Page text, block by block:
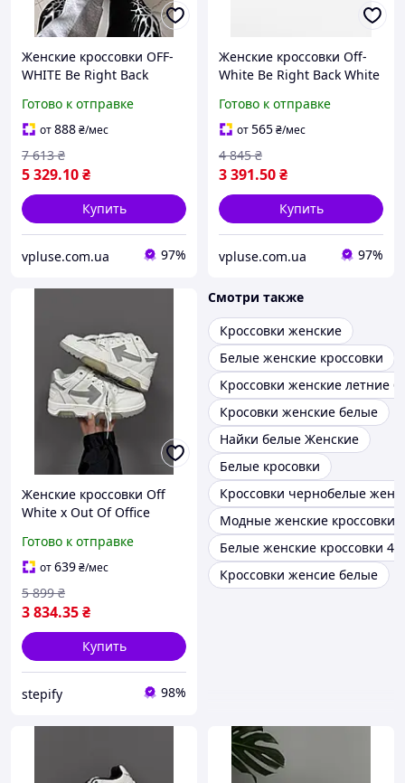
Женские кроссовки OFF-
WHITE Be Right Back
футуристичные
комбинированные кожа
текстиль Cod: OF006
Готово к отправке
от888₴/мес
5 329.10₴
7 613 ₴
Купить
vpluse.com.ua 97%
Женские кроссовки Off-
White Be Right Back White
контрастные кроссовки в
авангардном городском
стиле Cod: OF
Готово к отправке
от565₴/мес
3 391.50₴
4 845 ₴
Купить
vpluse.com.ua 97%
Женские кроссовки Off
White x Out Of Office
кожаные кроссы в
базовых тонах
Готово к отправке
от639₴/мес
3 834.35₴
5 899 ₴
Купить
stepify 98%
Смотри также
Кроссовки женские
Белые женские кроссовки
Кроссовки женские летние
Кросовки женские белые
Найки белые Женские
Белые кросовки
Кроссовки чернобелые
Модные женские кроссовки
Белые женские кроссовки
Кроссовки женсие белые